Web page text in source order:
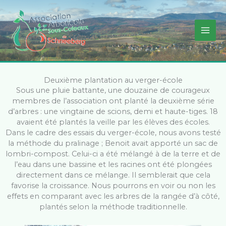
au
contenu
Deuxième plantation au verger-école
Sous une pluie battante, une douzaine de courageux
membres de l’association ont planté la deuxième série
d’arbres : une vingtaine de scions, demi et haute-tiges. 18
avaient été plantés la veille par les élèves des écoles.
Dans le cadre des essais du verger-école, nous avons testé
la méthode du pralinage ; Benoit avait apporté un sac de
lombri-compost. Celui-ci a été mélangé à de la terre et de
l’eau dans une bassine et les racines ont été plongées
directement dans ce mélange. Il semblerait que cela
favorise la croissance. Nous pourrons en voir ou non les
effets en comparant avec les arbres de la rangée d’à côté,
plantés selon la méthode traditionnelle.